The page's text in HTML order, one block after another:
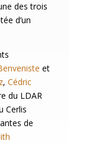
des trois
d’un
et
, Cédric
du LDAR
Cerlis
de